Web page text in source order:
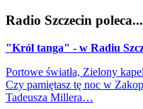
Radio Szczecin poleca...
"Król tanga" - w Radiu
Portowe światła, Zielony
Czy pamiętasz tę noc w
Tadeusza Millera…